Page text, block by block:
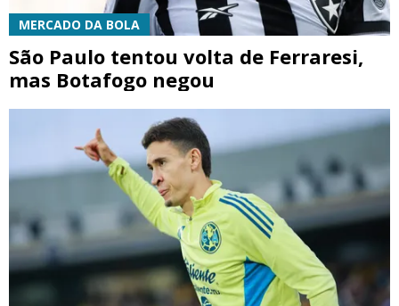
MERCADO DA BOLA
São Paulo tentou volta de Ferraresi,
mas Botafogo negou